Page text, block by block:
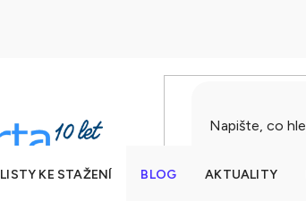
LISTY KE STAŽENÍ BLOG AKTUALITY